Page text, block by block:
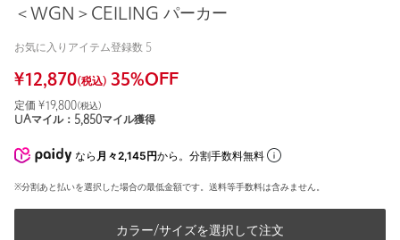
＜WGN＞CEILING パーカー
お気に入りアイテム登録数 5
¥12,870(税込) 35%OFF
定価 ¥19,800(税込)
UAマイル： 5,850マイル獲得
なら 月々2,145円から。分割手数料無料
※分割あと払いを選択した場合の最低金額です。送料等手数料は含みません。
カラー/サイズを選択して注文